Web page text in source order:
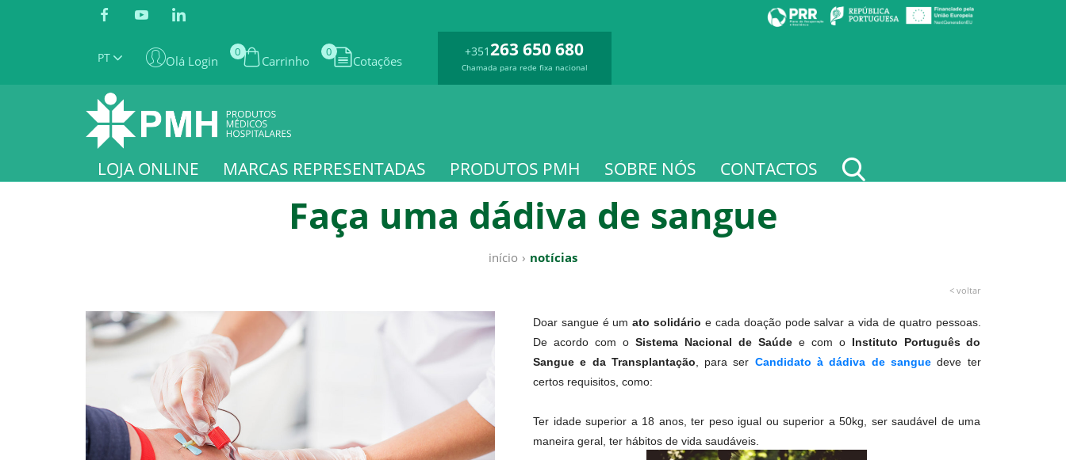
PT Olá Login Carrinho
0
Cotações
0 +351263 650 680
Chamada para rede fixa nacional
LOJA ONLINE MARCAS REPRESENTADAS PRODUTOS PMH SOBRE NÓS CONTACTOS
Faça uma dádiva de sangue
início › notícias
< voltar
Doar sangue é umato solidário e cada doação pode salvar a vida de quatro pessoas.
De acordo com o Sistema Nacional de Saúdee com o Instituto Português do
Sangue e da Transplantação, para ser Candidato à dádiva de sanguedeve ter
certos requisitos, como:
Ter idade superior a 18 anos, ter peso igual ou superior a 50kg, ser saudável de uma
maneira geral, ter hábitos de vida saudáveis.